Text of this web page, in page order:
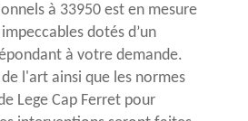
à 33950 est en mesure
dotés d’un
à votre demande.
l'art ainsi que les normes
Lege Cap Ferret pour